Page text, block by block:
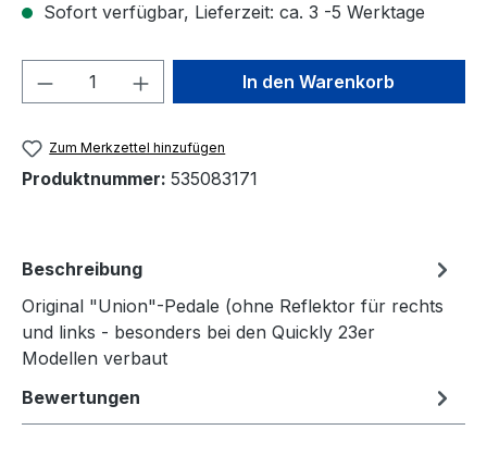
Sofort verfügbar, Lieferzeit: ca. 3 -5 Werktage
Produkt Anzahl: Gib denIn den Warenkorb
Zum Merkzettel hinzufügen
Produktnummer: 535083171
Beschreibung
Original "Union"-Pedale (ohne Reflektor für rechts
und links - besonders bei den Quickly 23er
Modellen verbaut
Bewertungen